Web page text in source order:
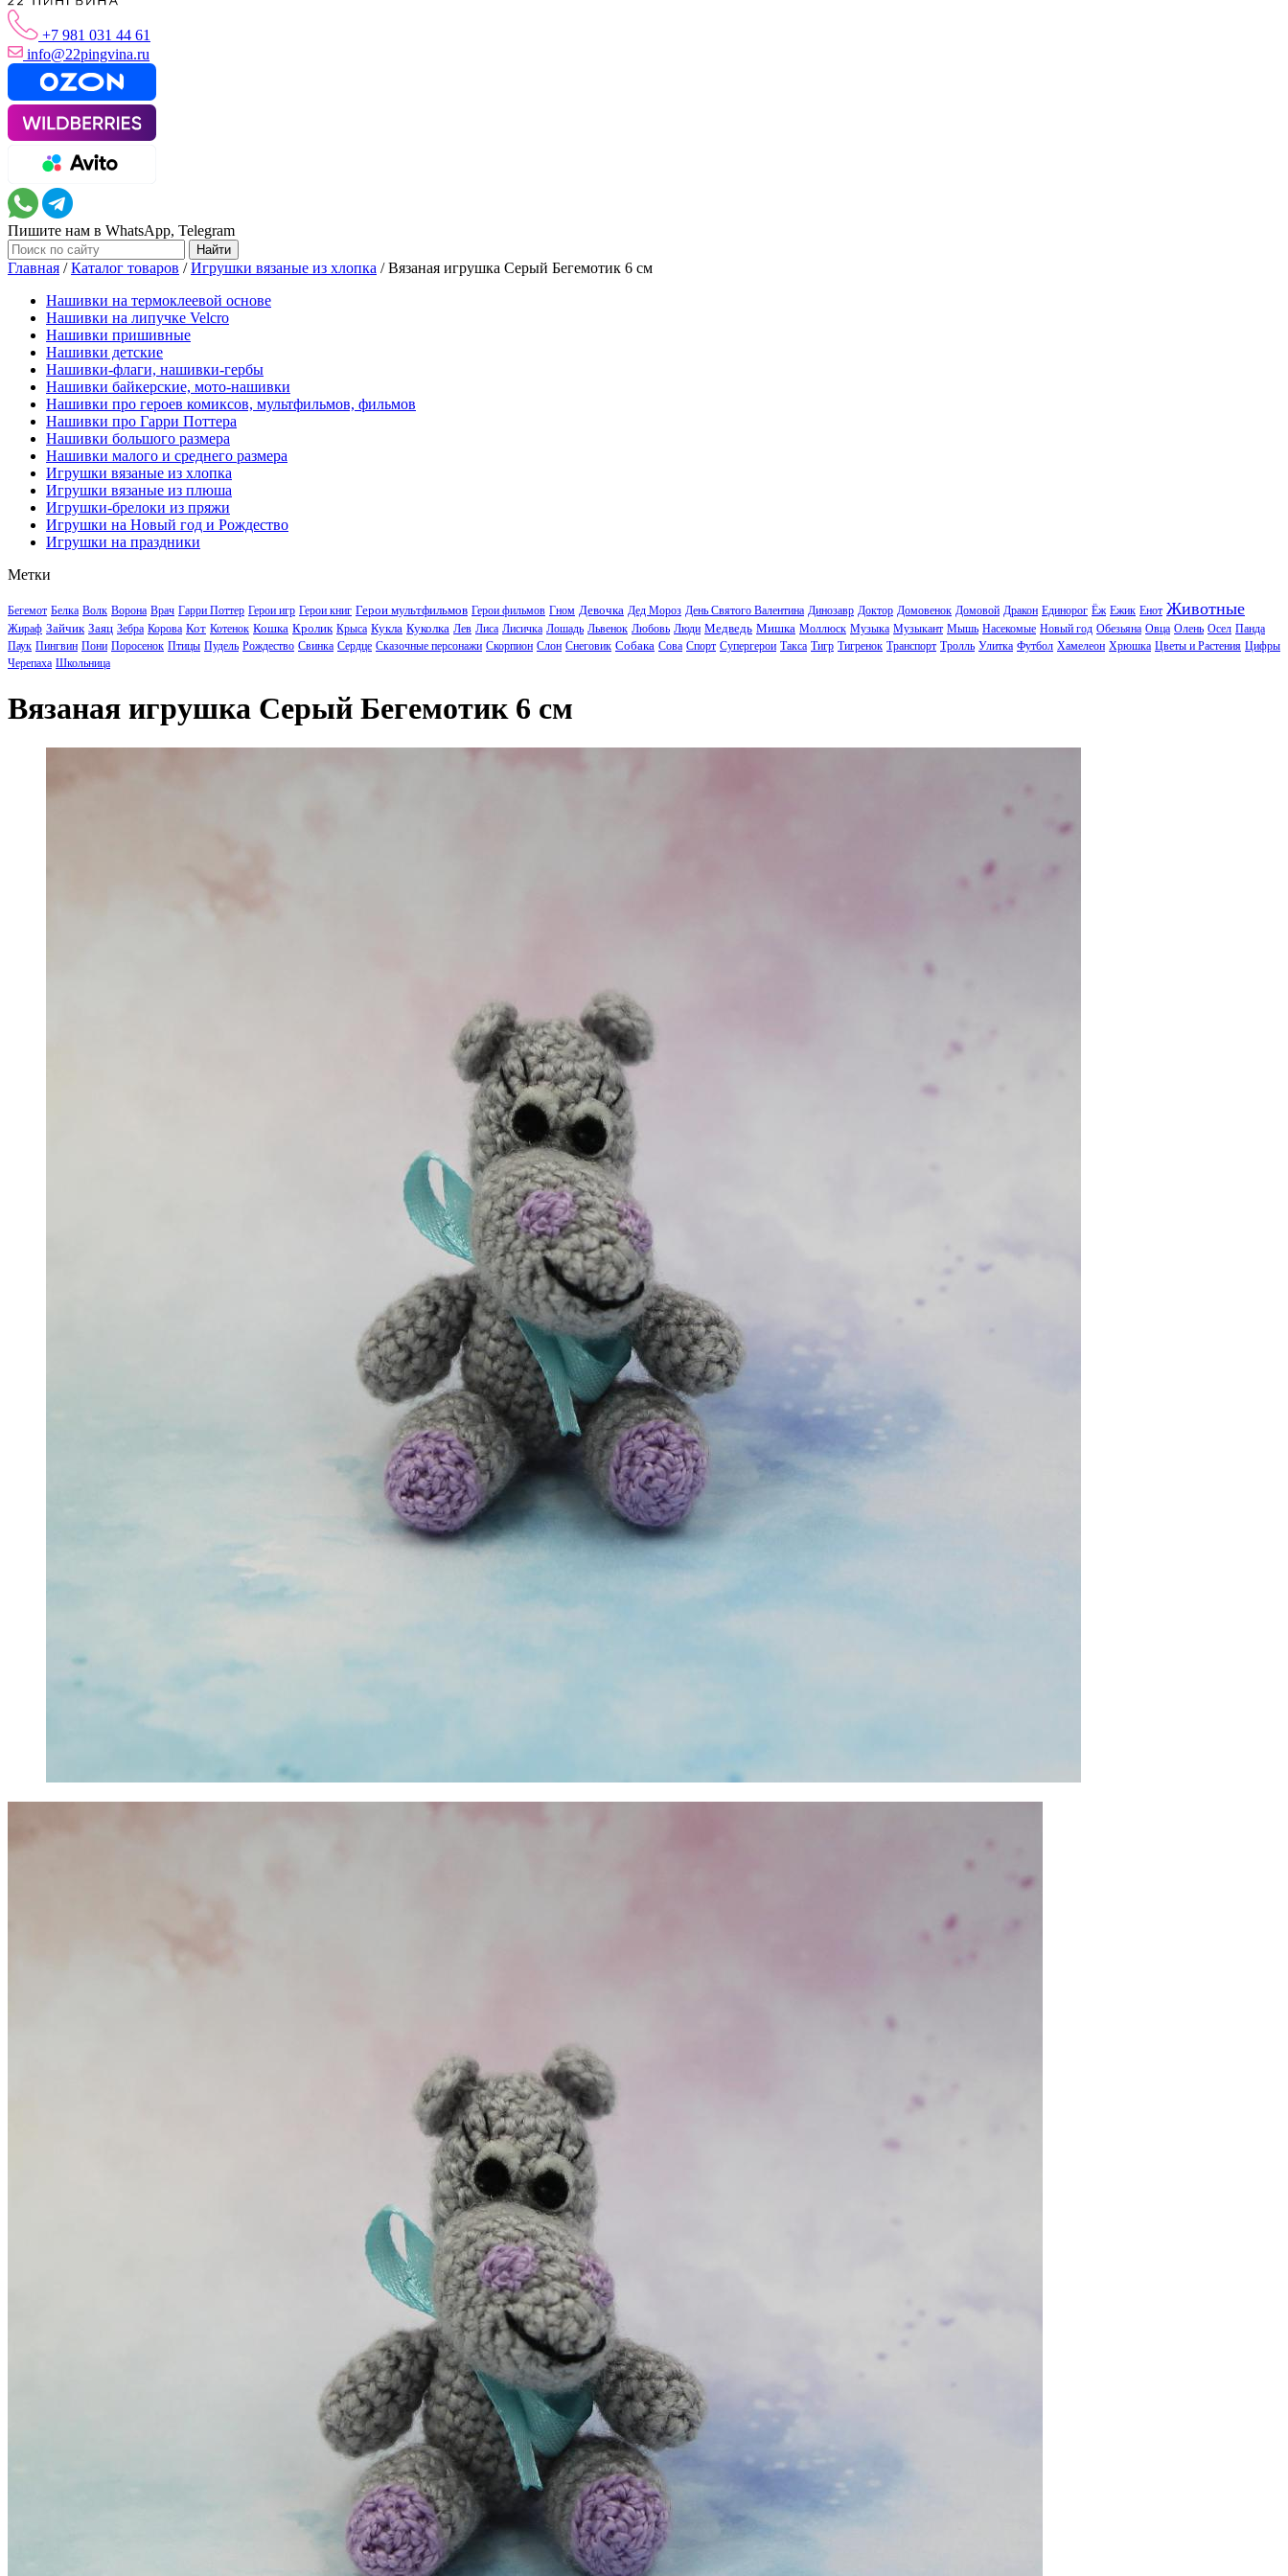
+7 981 031 44 61
info@22pingvina.ru
Пишите нам в WhatsApp, Telegram
Главная /Каталог товаров /Игрушки вязаные из хлопка /Вязаная игрушка Серый Бегемотик 6 см
Нашивки на термоклеевой основе
Нашивки на липучке Velcro
Нашивки пришивные
Нашивки детские
Нашивки-флаги, нашивки-гербы
Нашивки байкерские, мото-нашивки
Нашивки про героев комиксов, мультфильмов, фильмов
Нашивки про Гарри Поттера
Нашивки большого размера
Нашивки малого и среднего размера
Игрушки вязаные из хлопка
Игрушки вязаные из плюша
Игрушки-брелоки из пряжи
Игрушки на Новый год и Рождество
Игрушки на праздники
Метки
Бегемот Белка Волк Ворона Врач Гарри Поттер Герои игр Герои книг Герои мультфильмов Герои фильмов Гном Девочка Дед Мороз День Святого Валентина Динозавр Доктор Домовенок Домовой Дракон Единорог Ёж Ежик Енот Животные
Жираф Зайчик Заяц Зебра Корова Кот Котенок Кошка Кролик Крыса Кукла Куколка Лев Лиса Лисичка Лошадь Львенок Любовь Люди Медведь Мишка Моллюск Музыка Музыкант Мышь Насекомые Новый год Обезьяна Овца Олень Осел Панда
Паук Пингвин Пони Поросенок Птицы Пудель Рождество Свинка Сердце Сказочные персонажи Скорпион Слон Снеговик Собака Сова Спорт Супергерои Такса Тигр Тигренок Транспорт Тролль Улитка Футбол Хамелеон Хрюшка Цветы и Растения Цифры
Черепаха Школьница
Вязаная игрушка Серый Бегемотик 6 см